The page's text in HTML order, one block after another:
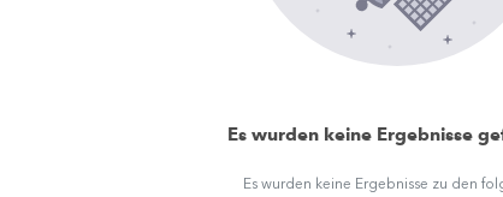
Es wurden keine Ergebnisse
Es wurden keine Ergebnisse zu den